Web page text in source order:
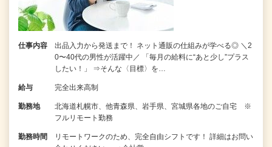
仕事内容
出品入力から発送まで！ ネット通販の仕組みが学べる◎ ＼2
0〜40代の男性が活躍中／ 「毎月の給料に“あと少し”プラス
したい！」 ⇒そんな〈目標〉を…
給与 完全出来高制
勤務地
北海道札幌市、他青森県、岩手県、宮城県各地のご自宅 ※
フルリモート勤務
勤務時間
リモートワークのため、完全自由シフトです！ 詳細はお問い